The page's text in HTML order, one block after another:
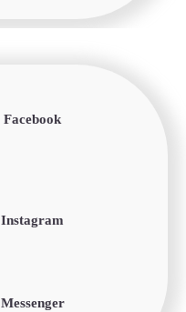
Facebook
Instagram
Messenger